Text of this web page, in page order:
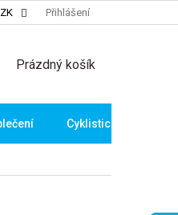
Přihlášení
NÁKUPNÍ
Prázdný košík
Cyklistické brýle